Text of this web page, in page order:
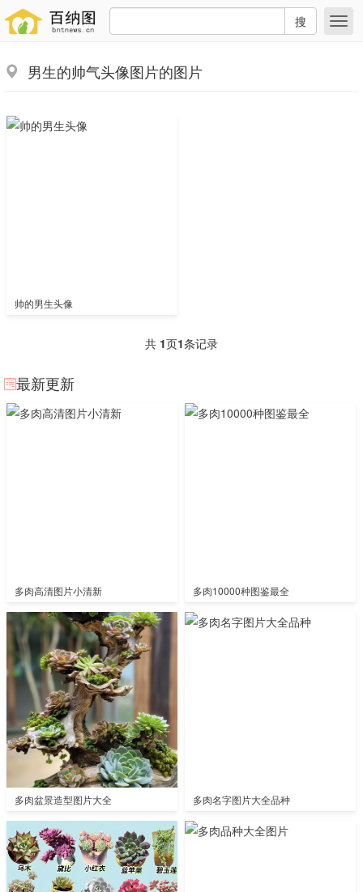
搜
男生的帅气头像图片的图片
帅的男生头像
共 1页1条记录
最新更新
多肉高清图片小清新 多肉10000种图鉴最全
多肉盆景造型图片大全 多肉名字图片大全品种